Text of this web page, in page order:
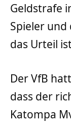
Geldstrafe
Spieler
das Urteil
Der VfB
dass der
Katompa